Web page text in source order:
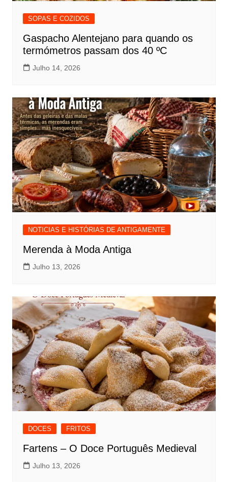
SOPAS E COZIDOS
Gaspacho Alentejano para quando os
termómetros passam dos 40 ºC
Julho 14, 2026
NOTICIAS E HISTÓRIAS DE ANTIGAMENTE
Merenda à Moda Antiga
Julho 13, 2026
DOCES FRITOS
Fartens – O Doce Português Medieval
Julho 13, 2026